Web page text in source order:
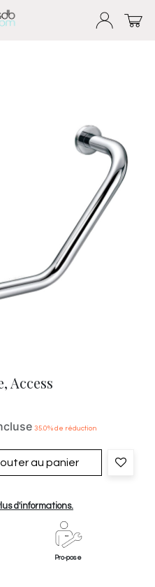
Access
35.0% de réduction
au panier
d'informations.
Pro-pose